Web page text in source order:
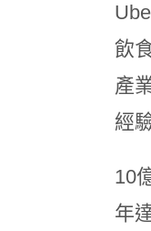
飲
產
經
10
年